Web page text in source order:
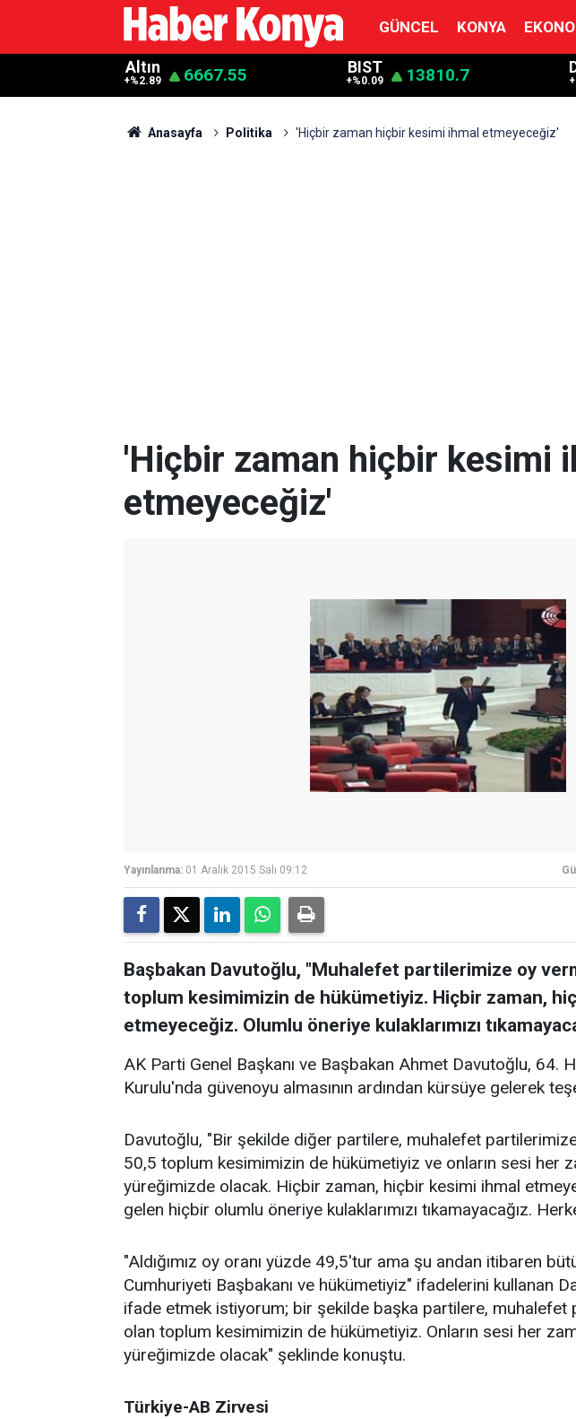
GÜNCEL KONYA
Altın
+%2.89 6667.55 BIST
+%0.09 13810.7
Anasayfa Politika 'Hiçbir zaman hiçbir kesimi ihmal etmeyeceğiz'
'Hiçbir zaman hiçbir kesimi
etmeyeceğiz'
Yayınlanma: 01 Aralık 2015 Salı 09:12
Başbakan Davutoğlu, "Muhalefet partilerimize oy
toplum kesimimizin de hükümetiyiz. Hiçbir zaman,
etmeyeceğiz. Olumlu öneriye kulaklarımızı
AK Parti Genel Başkanı ve Başbakan Ahmet Davutoğlu, 64.
Kurulu'nda güvenoyu almasının ardından kürsüye gelerek
Davutoğlu, "Bir şekilde diğer partilere, muhalefet
50,5 toplum kesimimizin de hükümetiyiz ve onların sesi her
yüreğimizde olacak. Hiçbir zaman, hiçbir kesimi ihmal
gelen hiçbir olumlu öneriye kulaklarımızı tıkamayacağız.
"Aldığımız oy oranı yüzde 49,5'tur ama şu andan itibaren
Cumhuriyeti Başbakanı ve hükümetiyiz" ifadelerini kullanan
ifade etmek istiyorum; bir şekilde başka partilere, muhalefet
olan toplum kesimimizin de hükümetiyiz. Onların sesi her
yüreğimizde olacak" şeklinde konuştu.
Türkiye-AB Zirvesi